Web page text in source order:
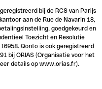
bij de RCS van Parijs
aan de Rue de Navarin 18,
goedgekeurd en
Toezicht en Resolutie
Qonto is ook geregistreerd
bij ORIAS (Organisatie voor het
details op www.orias.fr).